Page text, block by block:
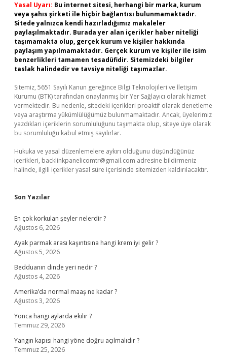
Yasal Uyarı: Bu internet sitesi, herhangi bir marka, kurum
veya şahıs şirketi ile hiçbir bağlantısı bulunmamaktadır.
Sitede yalnızca kendi hazırladığımız makaleler
paylaşılmaktadır. Burada yer alan içerikler haber niteliği
taşımamakta olup, gerçek kurum ve kişiler hakkında
paylaşım yapılmamaktadır. Gerçek kurum ve kişiler ile isim
benzerlikleri tamamen tesadüfidir. Sitemizdeki bilgiler
taslak halindedir ve tavsiye niteliği taşımazlar.
Sitemiz, 5651 Sayılı Kanun gereğince Bilgi Teknolojileri ve İletişim
Kurumu (BTK) tarafından onaylanmış bir Yer Sağlayıcı olarak hizmet
vermektedir. Bu nedenle, sitedeki içerikleri proaktif olarak denetleme
veya araştırma yükümlülüğümüz bulunmamaktadır. Ancak, üyelerimiz
yazdıkları içeriklerin sorumluluğunu taşımakta olup, siteye üye olarak
bu sorumluluğu kabul etmiş sayılırlar.
Hukuka ve yasal düzenlemelere aykırı olduğunu düşündüğünüz
içerikleri, backlinkpanelicomtr@gmail.com adresine bildirmeniz
halinde, ilgili içerikler yasal süre içerisinde sitemizden kaldırılacaktır.
Son Yazılar
En çok korkulan şeyler nelerdir ?
Ağustos 6, 2026
Ayak parmak arası kaşıntısına hangi krem iyi gelir ?
Ağustos 5, 2026
Bedduanın dinde yeri nedir ?
Ağustos 4, 2026
Amerika’da normal maaş ne kadar ?
Ağustos 3, 2026
Yonca hangi aylarda ekilir ?
Temmuz 29, 2026
Yangın kapısı hangi yöne doğru açılmalıdır ?
Temmuz 25, 2026